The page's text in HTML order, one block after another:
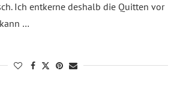
Ich entkerne deshalb die Quitten vor
…